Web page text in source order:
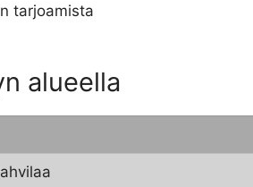
tarjoamista
alueella